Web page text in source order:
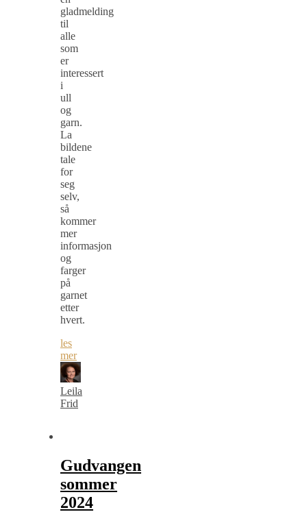
gladmelding
til
alle
som
er
interessert
i
ull
og
garn.
La
bildene
tale
for
seg
selv,
så
kommer
mer
informasjon
og
farger
på
garnet
etter
hvert.
les
mer
Leila
Frid
Gudvangen
sommer
2024